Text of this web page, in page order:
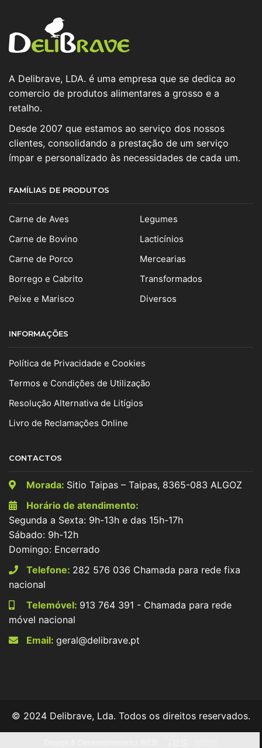
A Delibrave, LDA. é uma empresa que se dedica ao
comercio de produtos alimentares a grosso e a
retalho.
Desde 2007 que estamos ao serviço dos nossos
clientes, consolidando a prestação de um serviço
ímpar e personalizado às necessidades de cada um.
FAMÍLIAS DE PRODUTOS
Carne de Aves
Carne de Bovino
Carne de Porco
Borrego e Cabrito
Peixe e Marisco
Legumes
Lacticínios
Mercearias
Transformados
Diversos
INFORMAÇÕES
Política de Privacidade e Cookies
Termos e Condições de Utilização
Resolução Alternativa de Litígios
Livro de Reclamações Online
CONTACTOS
Morada: Sitio Taipas – Taipas, 8365-083 ALGOZ
Horário de atendimento:
Segunda a Sexta: 9h-13h e das 15h-17h
Sábado: 9h-12h
Domingo: Encerrado
Telefone: 282 576 036 Chamada para rede fixa
nacional
Telemóvel: 913 764 391 - Chamada para rede
móvel nacional
Email: geral@delibrave.pt
© 2024 Delibrave, Lda. Todos os direitos reservados.